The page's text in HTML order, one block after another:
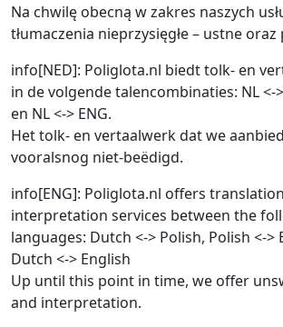
Na chwilę obecną w zakres naszych
tłumaczenia nieprzysięgłe – ustne oraz
info[NED]: Poliglota.nl biedt tolk- en
in de volgende talencombinaties: NL <->
en NL <-> ENG.
Het tolk- en vertaalwerk dat we
vooralsnog niet-beëdigd.
info[ENG]: Poliglota.nl offers
interpretation services between the
languages: Dutch <-> Polish, Polish <->
Dutch <-> English
Up until this point in time, we offer
and interpretation.